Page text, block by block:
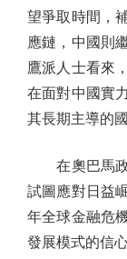
望爭取時間，
應鏈，中國則
鷹派人士看來
在面對中國實
其長期主導的
在奧巴馬政
試圖應對日益
年全球金融危
發展模式的信